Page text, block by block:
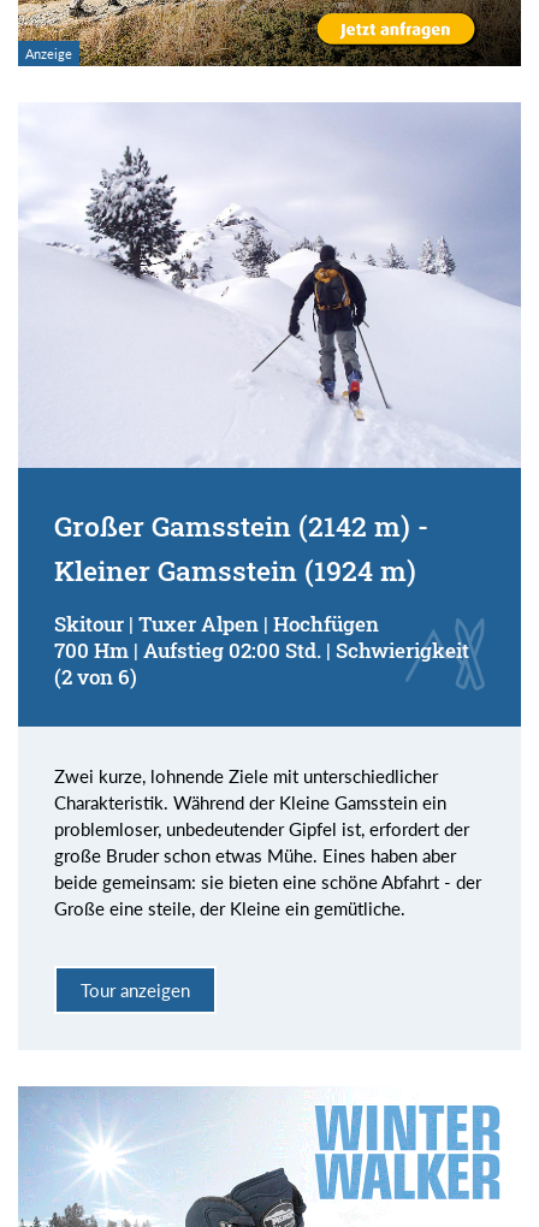
Art der Tour:
Kondition (Tourdauer):
von
bis
Großer Gamsstein (2142 m) -
Kleiner Gamsstein (1924 m)
Skitour | Tuxer Alpen | Hochfügen
700 Hm | Aufstieg 02:00 Std. | Schwierigkeit
(2 von 6)
Zwei kurze, lohnende Ziele mit unterschiedlicher
Charakteristik. Während der Kleine Gamsstein ein
problemloser, unbedeutender Gipfel ist, erfordert der
große Bruder schon etwas Mühe. Eines haben aber
beide gemeinsam: sie bieten eine schöne Abfahrt - der
Große eine steile, der Kleine ein gemütliche.
Tour anzeigen